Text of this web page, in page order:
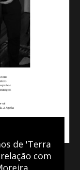
de 'Terra
com